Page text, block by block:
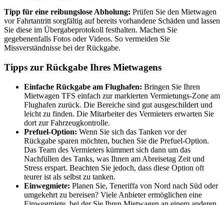
Tipp für eine reibungslose Abholung: Prüfen Sie den Mietwagen
vor Fahrtantritt sorgfältig auf bereits vorhandene Schäden und lassen
Sie diese im Übergabeprotokoll festhalten. Machen Sie
gegebenenfalls Fotos oder Videos. So vermeiden Sie
Missverständnisse bei der Rückgabe.
Tipps zur Rückgabe Ihres Mietwagens
Einfache Rückgabe am Flughafen: Bringen Sie Ihren
Mietwagen TFS einfach zur markierten Vermietungs-Zone am
Flughafen zurück. Die Bereiche sind gut ausgeschildert und
leicht zu finden. Die Mitarbeiter des Vermieters erwarten Sie
dort zur Fahrzeugkontrolle.
Prefuel-Option: Wenn Sie sich das Tanken vor der
Rückgabe sparen möchten, buchen Sie die Prefuel-Option.
Das Team des Vermieters kümmert sich dann um das
Nachfüllen des Tanks, was Ihnen am Abreisetag Zeit und
Stress erspart. Beachten Sie jedoch, dass diese Option oft
teurer ist als selbst zu tanken.
Einwegmiete: Planen Sie, Teneriffa von Nord nach Süd oder
umgekehrt zu bereisen? Viele Anbieter ermöglichen eine